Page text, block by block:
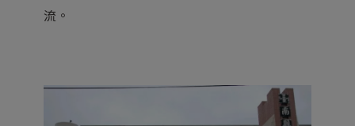
流。